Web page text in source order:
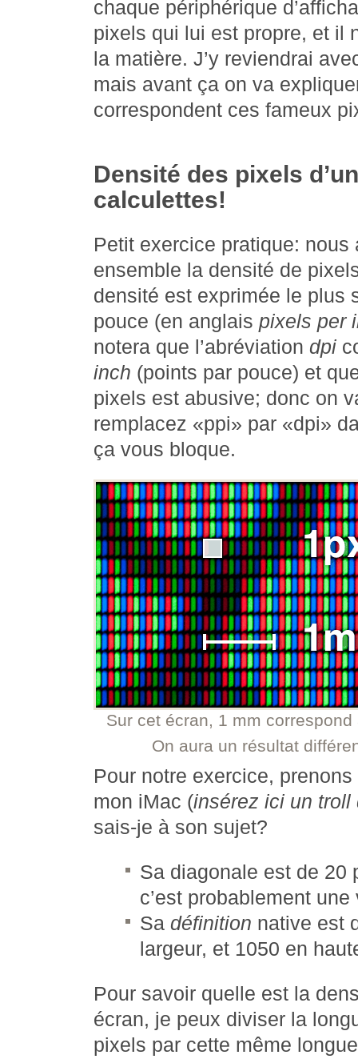
chaque périphérique
pixels qui lui est propre, et il
la matière. J’y reviendrai
mais avant ça on va
correspondent ces fameux
Densité des pixels
calculettes!
Petit exercice pratique: nous
ensemble la densité de
densité est exprimée le plus
pouce (en anglais pixels per
notera que l’abréviation dpi
inch (points par pouce) et
pixels est abusive; donc on
remplacez «ppi» par «dpi»
ça vous bloque.
Sur cet écran, 1 mm
On aura un résultat
Pour notre exercice,
mon iMac (insérez ici un troll
sais-je à son sujet?
Sa diagonale est de 20
c’est probablement
Sa définition native est
largeur, et 1050 en
Pour savoir quelle est la
écran, je peux diviser la
pixels par cette même